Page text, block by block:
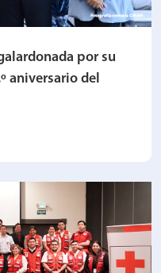
por su
aniversario del